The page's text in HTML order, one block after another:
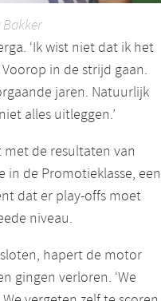
Bakker
‘Ik wist niet dat ik het
in de strijd gaan.
jaren. Natuurlijk
alles uitleggen.’
met de resultaten van
de Promotieklasse, een
dat er play-offs moet
niveau.
hapert de motor
gingen verloren. ‘We